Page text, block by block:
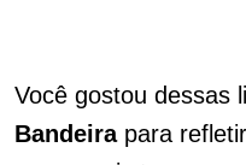
Você gostou dessas
Bandeira para